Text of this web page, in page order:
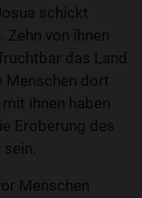
schickt
Zehn von ihnen
das Land
Menschen dort
ihnen haben
Eroberung des
Menschen